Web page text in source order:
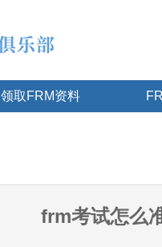
领取FRM资料
frm考试怎么